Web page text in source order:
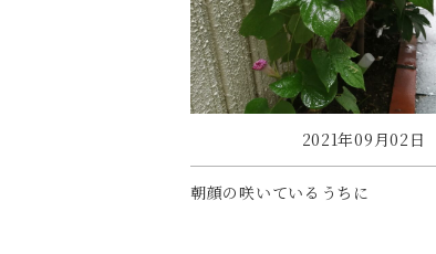
2021年09月02日
朝顔の咲いているうちに